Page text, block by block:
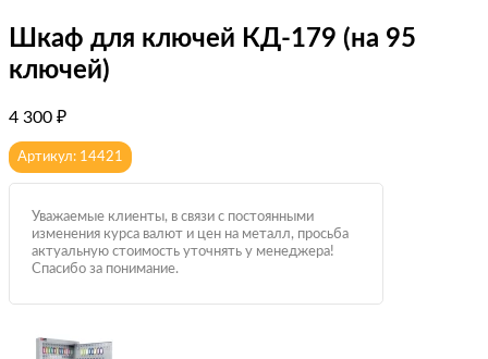
Шкаф для ключей КД-179 (на 95
ключей)
4 300 ₽
Артикул: 14421
Уважаемые клиенты, в связи с постоянными
изменения курса валют и цен на металл, просьба
актуальную стоимость уточнять у менеджера!
Спасибо за понимание.